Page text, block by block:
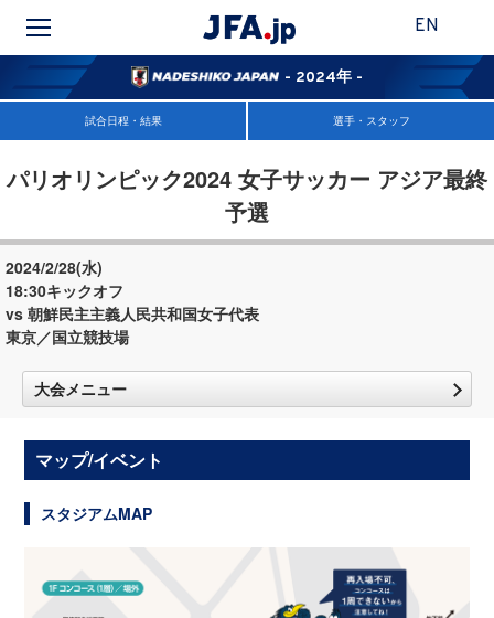
EN
- 2024年 -
試合日程・結果 選手・スタッフ
パリオリンピック2024 女子サッカー アジア最終
予選
2024/2/28(水)
18:30キックオフ
vs 朝鮮民主主義人民共和国女子代表
東京／国立競技場
大会メニュー
マップ/イベント
スタジアムMAP